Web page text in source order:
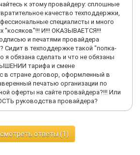
я решил расторгнуть договор:
в офис, жду, а да привез приставку
сказали вы должны заплатить
бред, что мне потом с ним
личном кабинете НетБайНет
мои платежи и итого где-то 5
Одним словом длительные мои
не привели ни к чему, а в начале мной
отношения - договориться
Я обратился в Общество защиты
добиваться своих прав через суд,
ко мне, пишите на почту
к этому провайдеру: сплошные
качество техподдержки,
специалисты и много
"косяков"!!! И!!! ОКАЗЫВАЕТСЯ!!!
и печатями провайдера
в техподдержке такой "попка-
я обязана сделать и что не обязаны
тарифа и смене
стране договор, оформленный в
печатью организации по
оферты на сайте провайдера?!!! Или
руководства провайдера?
ответы (1)